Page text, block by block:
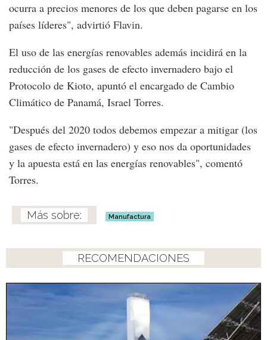
ocurra a precios menores de los que deben pagarse en los
países líderes", advirtió Flavin.
El uso de las energías renovables además incidirá en la
reducción de los gases de efecto invernadero bajo el
Protocolo de Kioto, apuntó el encargado de Cambio
Climático de Panamá, Israel Torres.
"Después del 2020 todos debemos empezar a mitigar (los
gases de efecto invernadero) y eso nos da oportunidades
y la apuesta está en las energías renovables", comentó
Torres.
Manufactura
RECOMENDACIONES